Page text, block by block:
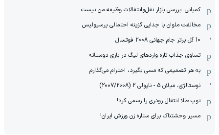
کمپانی: بررسی بازار نقل‌وانتقالات وظیفه من نیست
مخالفت ملوان با جدایی گزینه احتمالی پرسپولیس
10 گل برتر جام جهانی 2008 فوتسال
تساوی جذاب تازه واردهای لیگ در بازی دوستانه
به هر تصمیمی که مسی بگیرد، احترام می‌گذارم
نوستالژی، میلان 5 - ناپولی 2 (2007/2008)
توپ طلا انتقال رودری را رسمی کرد!
مسیر وحشتناک برای ستاره زن ورزش ایران!